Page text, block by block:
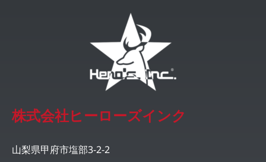
株式会社ヒーローズインク
山梨県甲府市塩部3-2-2